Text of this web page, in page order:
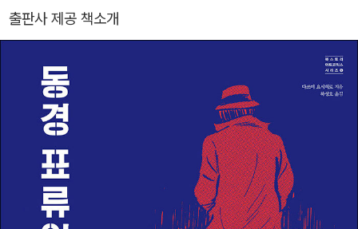
다. 또한 2009년 이 작품이 제13회 데즈카 오사무 문화상에서 대상
70년대의 단편을 원작으로 삼은 애니메이션 영화 <동경 표류일기>
(원제 : TATSUMI)가 제작되어, 제64회 칸 국제영화제에서 ‘주목할
만한 시선’ 부문에 노미네이트되어 화제를 부른다. 2015년 3월 7일
18시 49분, 악성 림프종으로 영면. 향년 79세. 대표작 『극화표류』
『대발견』 『대발굴』(세이린코게이샤 간) 외. 진정한 오리지널리티를
지닌, 만화사상 가장 중요한 작가 중 한 사람이었다.
다.
출판사 제공 책소개